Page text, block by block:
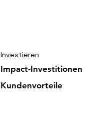
Investieren
Impact-Investitionen
Kundenvorteile